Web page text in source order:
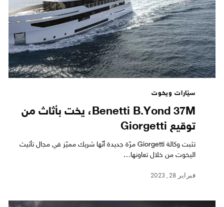
سيّارات ويخوت
Benetti B.Yond 37M، يخت بأثاث من
توقيع Giorgetti
تثبت وكالة Giorgetti مرّة جديدة أنّها شريك مميّز في مجال تأثيث
اليخوت من خلال تعاونها…
فبراير 28, 2023